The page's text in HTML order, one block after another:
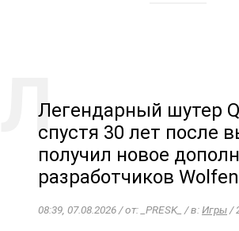
Легендарный шутер
спустя 30 лет после
получил новое
разработчиков
08:39, 07.08.2026 / от: _PRESK_ / в:Игры/